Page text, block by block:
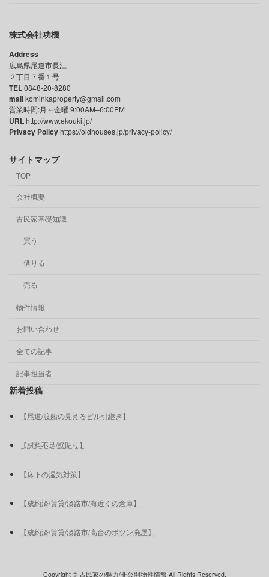
株式会社功機
Address
広島県尾道市長江
２丁目７番１号
TEL0848-20-8280
mailkominkaproperty@gmail.com
営業時間:月～金曜 9:00AM–6:00PM
URLhttp://www.ekouki.jp/
Privacy Policyhttps://oldhouses.jp/privacy-policy/
サイトマップ
TOP
会社概要
古民家基礎知識
買う
借りる
売る
物件情報
お問い合わせ
全ての記事
記事担当者
新着投稿
【尾道/渡船の見えるビル引継ぎ】
【材料不足/壁貼り】
【床下の湿気対策】
【成約済/賃貸/淡路市/海近くの倉庫】
【成約済/賃貸/淡路市/高台のポツン廃屋】
Copyright © 古民家の魅力/非公開物件情報 All Rights Reserved.